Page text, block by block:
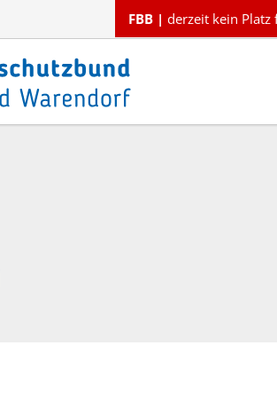
FBB | derzeit kein Platz